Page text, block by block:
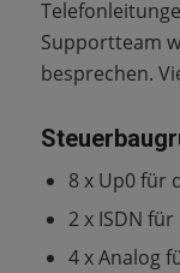
Supportteam
besprechen.
8 x Up0 für
2 x ISDN
4 x Analog